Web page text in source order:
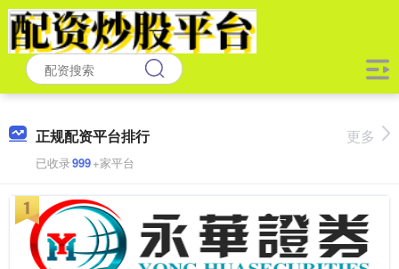
正规配资平台排行
已收录999+家平台
更多